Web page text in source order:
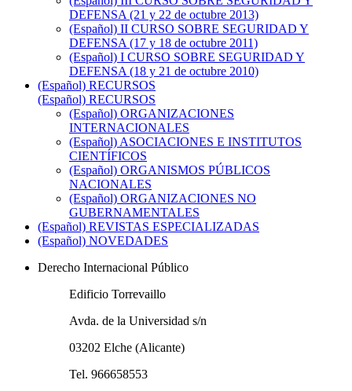
DEFENSA (21 y 22 de octubre 2013)
(Español) II CURSO SOBRE SEGURIDAD Y
DEFENSA (17 y 18 de octubre 2011)
(Español) I CURSO SOBRE SEGURIDAD Y
DEFENSA (18 y 21 de octubre 2010)
(Español) RECURSOS
(Español) RECURSOS
(Español) ORGANIZACIONES
INTERNACIONALES
(Español) ASOCIACIONES E INSTITUTOS
CIENTÍFICOS
(Español) ORGANISMOS PÚBLICOS
NACIONALES
(Español) ORGANIZACIONES NO
GUBERNAMENTALES
(Español) REVISTAS ESPECIALIZADAS
(Español) NOVEDADES
Derecho Internacional Público
Edificio Torrevaillo
Avda. de la Universidad s/n
03202 Elche (Alicante)
Tel. 966658553